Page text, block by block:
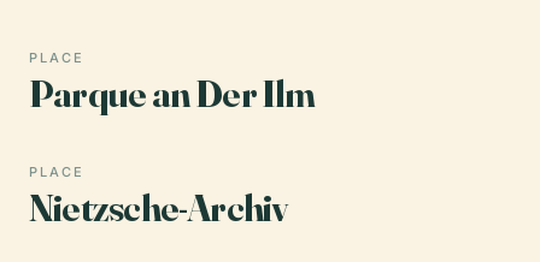
PLACE
Parque an Der Ilm
PLACE
Nietzsche-Archiv